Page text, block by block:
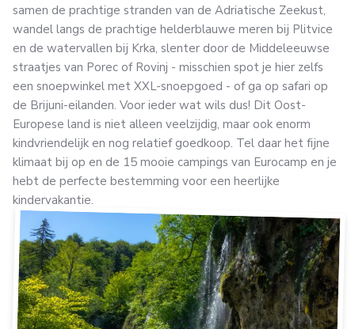
samen de prachtige stranden van de Adriatische Zeekust,
wandel langs de prachtige helderblauwe meren bij Plitvice
en de watervallen bij Krka, slenter door de Middeleeuwse
straatjes van Porec of Rovinj - misschien spot je hier zelfs
een snoepwinkel met XXL-snoepgoed - of ga op safari op
de Brijuni-eilanden. Voor ieder wat wils dus! Dit Oost-
Europese land is niet alleen veelzijdig, maar ook enorm
kindvriendelijk en nog relatief goedkoop. Tel daar het fijne
klimaat bij op en de 15 mooie campings van Eurocamp en je
hebt de perfecte bestemming voor een heerlijke
kindervakantie.